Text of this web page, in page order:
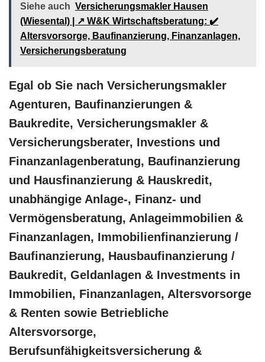
Siehe auch Versicherungsmakler Hausen
(Wiesental) | ↗️ W&K Wirtschaftsberatung: ✔️
Altersvorsorge, Baufinanzierung, Finanzanlagen,
Versicherungsberatung
Egal ob Sie nach Versicherungsmakler
Agenturen, Baufinanzierungen &
Baukredite, Versicherungsmakler &
Versicherungsberater, Investions und
Finanzanlagenberatung, Baufinanzierung
und Hausfinanzierung & Hauskredit,
unabhängige Anlage-, Finanz- und
Vermögensberatung, Anlageimmobilien &
Finanzanlagen, Immobilienfinanzierung /
Baufinanzierung, Hausbaufinanzierung /
Baukredit, Geldanlagen & Investments in
Immobilien, Finanzanlagen, Altersvorsorge
& Renten sowie Betriebliche
Altersvorsorge,
Berufsunfähigkeitsversicherung &